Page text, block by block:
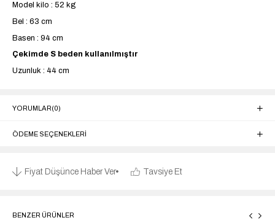
Model kilo : 52 kg
Bel : 63 cm
Basen : 94 cm
Çekimde S beden kullanılmıştır
Uzunluk : 44 cm
YORUMLAR(0)
ÖDEME SEÇENEKLERI
Fiyat Düşünce Haber Ver Tavsiye Et
BENZER ÜRÜNLER